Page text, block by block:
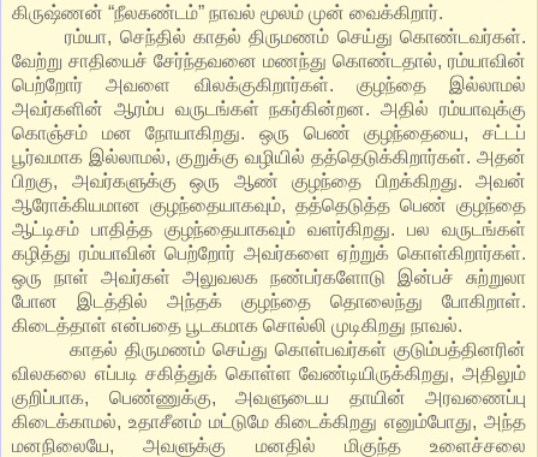
கிருஷ்ணன் “நீலகண்டம்” நாவல் மூலம் முன் வைக்கிறார்.
ரம்யா, செந்தில் காதல் திருமணம் செய்து கொண்டவர்கள்.
வேற்று சாதியைச் சேர்ந்தவனை மணந்து கொண்டதால், ரம்யாவின்
பெற்றோர் அவளை விலக்குகிறார்கள். குழந்தை இல்லாமல்
அவர்களின் ஆரம்ப வருடங்கள் நகர்கின்றன. அதில் ரம்யாவுக்கு
கொஞ்சம் மன நோயாகிறது. ஒரு பெண் குழந்தையை, சட்டப்
பூர்வமாக இல்லாமல், குறுக்கு வழியில் தத்தெடுக்கிறார்கள். அதன்
பிறகு, அவர்களுக்கு ஒரு ஆண் குழந்தை பிறக்கிறது. அவன்
ஆரோக்கியமான குழந்தையாகவும், தத்தெடுத்த பெண் குழந்தை
ஆட்டிசம் பாதித்த குழந்தையாகவும் வளர்கிறது. பல வருடங்கள்
கழித்து ரம்யாவின் பெற்றோர் அவர்களை ஏற்றுக் கொள்கிறார்கள்.
ஒரு நாள் அவர்கள் அலுவலக நண்பர்களோடு இன்பச் சுற்றுலா
போன இடத்தில் அந்தக் குழந்தை தொலைந்து போகிறாள்.
கிடைத்தாள் என்பதை பூடகமாக சொல்லி முடிகிறது நாவல்.
காதல் திருமணம் செய்து கொள்பவர்கள் குடும்பத்தினரின்
விலகலை எப்படி சகித்துக் கொள்ள வேண்டியிருக்கிறது, அதிலும்
குறிப்பாக, பெண்ணுக்கு, அவளுடைய தாயின் அரவணைப்பு
கிடைக்காமல், உதாசீனம் மட்டுமே கிடைக்கிறது எனும்போது, அந்த
மனநிலையே, அவளுக்கு மனதில் மிகுந்த உளைச்சலை